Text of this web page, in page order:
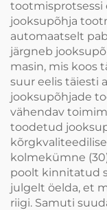
tootmisprotsessi
jooksupõhja
automaatselt
järgneb
masin, mis koos
suur eelis täiesti
jooksupõhjade
vähendav
toodetud
kolmekümne
poolt kinnitatud
julgelt öelda, et
riigi. Samuti